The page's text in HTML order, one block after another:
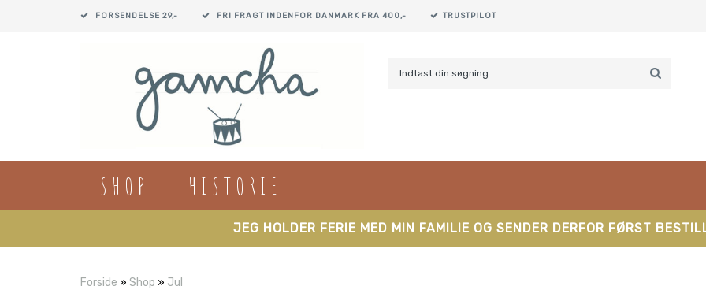
FORSENDELSE 29,- FRI FRAGT INDENFOR DANMARK FRA 400,- TRUSTPILOT
SHOP HISTORIE
JEG HOLDER FERIE MED MIN FAMILIE OG SENDER DERFOR FØRST
Forside » Shop » Jul